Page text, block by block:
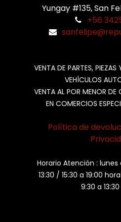
Yungay #135, San
+56
VENTA DE PARTES,
VEHÍCULOS
VENTA AL POR MENOR
EN COMERCIOS
Política de
Horario Atención : lunes
13:30 / 15:30 a 19:00
9:30 a